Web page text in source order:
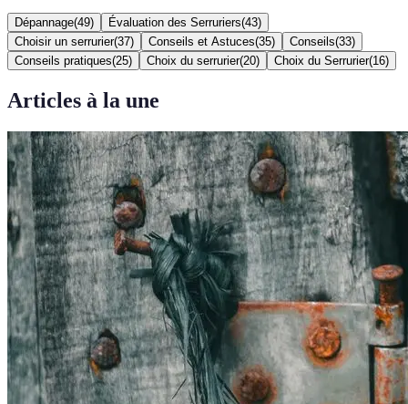
Dépannage(49) Évaluation des Serruriers(43)
Choisir un serrurier(37) Conseils et Astuces(35) Conseils(33)
Conseils pratiques(25) Choix du serrurier(20) Choix du Serrurier(16)
Articles à la une